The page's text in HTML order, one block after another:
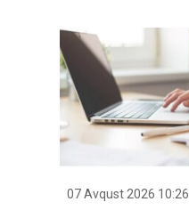
07 Avqust 2026 10:26